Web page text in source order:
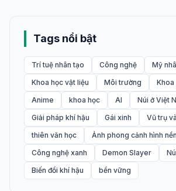
Tags nổi bật
Trí tuệ nhân tạo Công nghệ
Mỹ
Khoa học vật liệu
Môi trường
Khoa
Anime
khoa học AI
Núi ở Việt
Giải pháp khí hậu
Gái xinh
Vũ trụ
thiên văn học
Ảnh phong cảnh hình nền
Công nghệ xanh
Demon Slayer
Biến đổi khí hậu
bền vững